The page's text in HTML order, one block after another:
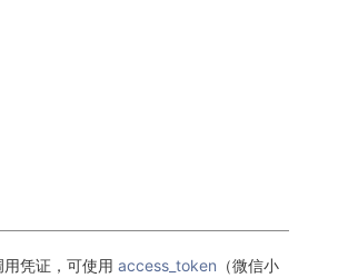
用凭证，可使用 access_token （微信小